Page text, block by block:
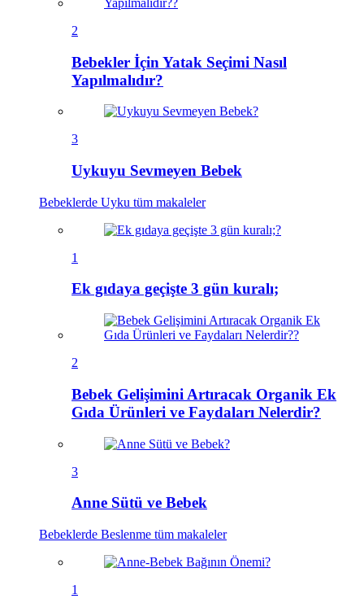
2
Bebekler İçin Yatak Seçimi Nasıl
Yapılmalıdır?
3
Uykuyu Sevmeyen Bebek
Bebeklerde Uyku tüm makaleler
1
Ek gıdaya geçişte 3 gün kuralı;
2
Bebek Gelişimini Artıracak Organik Ek
Gıda Ürünleri ve Faydaları Nelerdir?
3
Anne Sütü ve Bebek
Bebeklerde Beslenme tüm makaleler
1